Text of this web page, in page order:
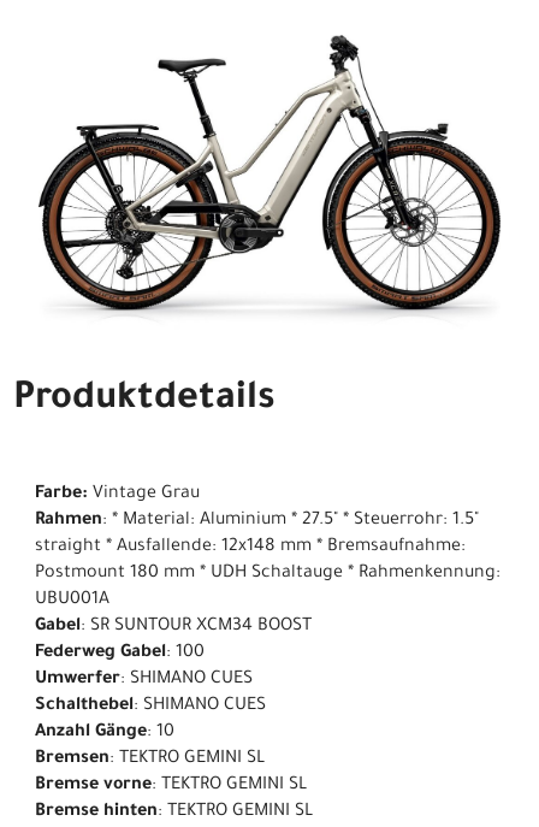
Produktdetails
Farbe: Vintage Grau
Rahmen: * Material: Aluminium * 27.5" * Steuerrohr: 1.5"
straight * Ausfallende: 12x148 mm * Bremsaufnahme:
Postmount 180 mm * UDH Schaltauge * Rahmenkennung:
UBU001A
Gabel: SR SUNTOUR XCM34 BOOST
Federweg Gabel: 100
Umwerfer: SHIMANO CUES
Schalthebel: SHIMANO CUES
Anzahl Gänge: 10
Bremsen: TEKTRO GEMINI SL
Bremse vorne: TEKTRO GEMINI SL
Bremse hinten: TEKTRO GEMINI SL